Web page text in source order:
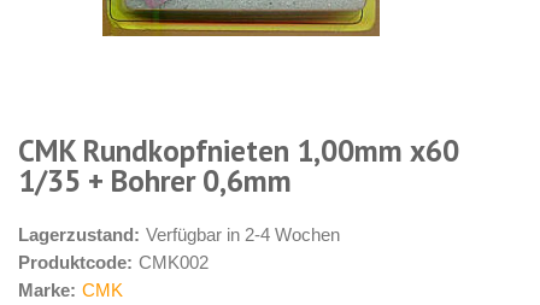
CMK Rundkopfnieten 1,00mm x60
1/35 + Bohrer 0,6mm
Lagerzustand: Verfügbar in 2-4 Wochen
Produktcode: CMK002
Marke: CMK